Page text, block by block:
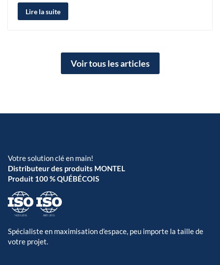
Lire la suite
Voir tous les articles
Votre solution clé en main!
Distributeur des produits MONTEL
Produit 100 % QUÉBÉCOIS
Spécialiste en maximisation d’espace, peu importe la taille de
votre projet.